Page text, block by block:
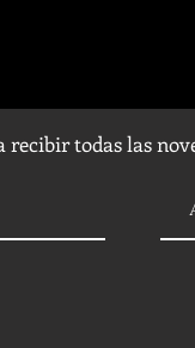
recibir todas las